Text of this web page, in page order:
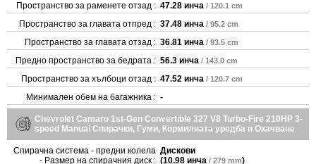
Пространство за раменете отзад : 47.28 инча / 120.1 cm
Пространство за главата отпред : 37.48 инча / 95.2 cm
Пространство за главата отзад : 36.81 инча / 93.5 cm
Предно пространство за бедрата : 56.3 инча / 143.0 cm
Пространство за хълбоци отзад : 47.52 инча / 120.7 cm
Минимален обем на багажника : -
Chevrolet Camaro 1st-Gen Convertible 327 V8 Turbo-Fire 210HP 3-
speed Manual Спирачки, Гуми, Кормилната уредба и Окачване
Спирачна система - предни колела
- Размер на спирачния диск :
Дискови
(10.98 инча / 279 mm)